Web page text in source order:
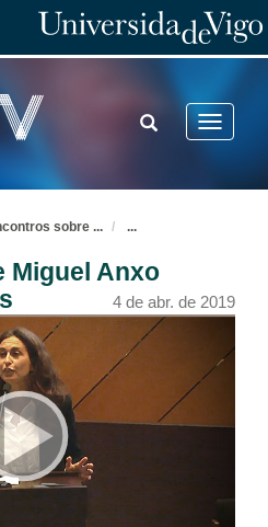
Toggle
TOGGLE
SEARCH
sobre ... ...
Miguel Anxo
4 de abr. de 2019